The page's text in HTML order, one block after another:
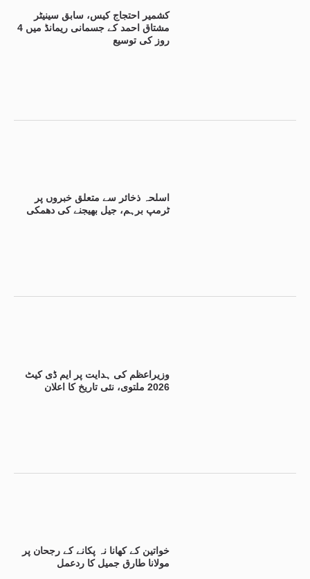
کشمیر احتجاج کیس، سابق سینیٹر
مشتاق احمد کے جسمانی ریمانڈ میں 4
روز کی توسیع
اسلحہ ذخائر سے متعلق خبروں پر
ٹرمپ برہم، جیل بھیجنے کی دھمکی
وزیراعظم کی ہدایت پر ایم ڈی کیٹ
2026 ملتوی، نئی تاریخ کا اعلان
خواتین کے کھانا نہ پکانے کے رجحان پر
مولانا طارق جمیل کا ردعمل